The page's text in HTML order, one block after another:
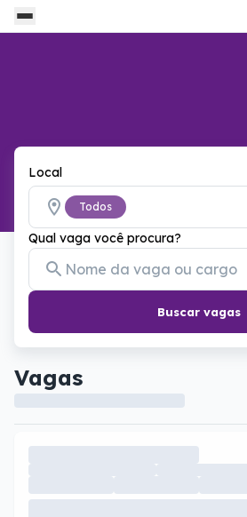
Local
Todos
Qual vaga você procura?
Buscar vagas
Vagas